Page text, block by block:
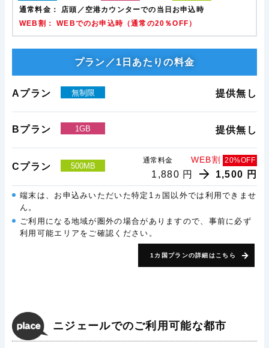
通常料金：
店頭／空港カウンターでの当日お申込時
WEB割： WEBでのお申込時（通常の20％OFF）
プラン／1日あたりの料金
Aプラン 無制限 提供無し
Bプラン 1GB 提供無し
Cプラン 500MB
通常料金 WEB割 20%OFF
1,880 円 1,500 円
端末は、お申込みいただいた特定1ヵ国以外では利用できませ
ん。
ご利用になる地域が圏外の場合がありますので、事前に必ず
利用可能エリアをご確認ください。
1カ国プランの詳細はこちら
ニジェールでのご利用可能な都市